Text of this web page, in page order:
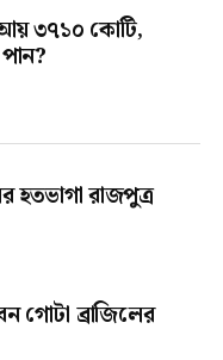
৩৭১০ কোটি,
হতভাগা রাজপুত্র
গোটা ব্রাজিলের